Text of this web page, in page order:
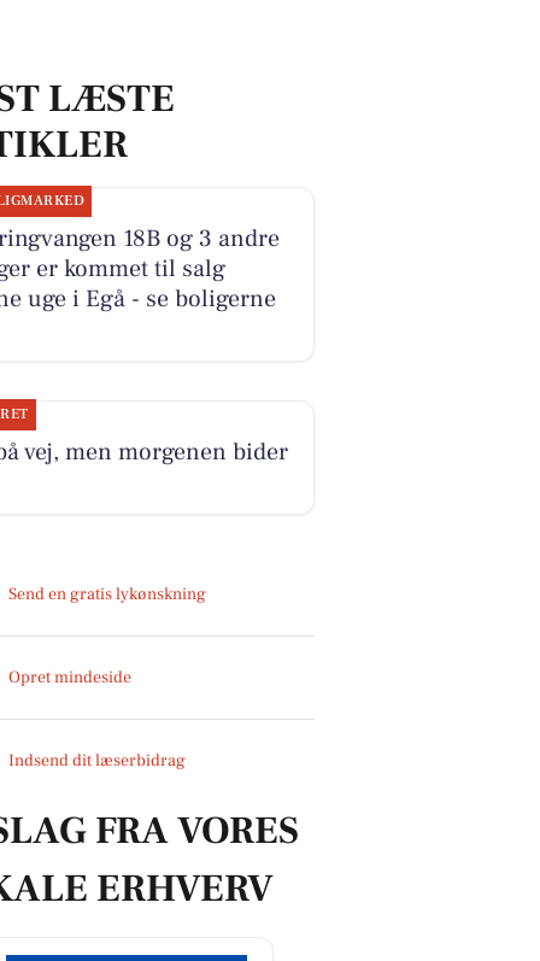
LÆSTE
18B og 3 andre
er kommet til salg
uge i Egå - se boligerne
vej, men morgenen bider
Send en gratis lykønskning
Opret mindeside
Indsend dit læserbidrag
FRA VORES
ERHVERV